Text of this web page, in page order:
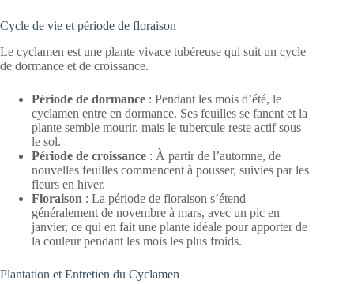
Cycle de vie et période de floraison
Le cyclamen est une plante vivace tubéreuse qui suit un cycle
de dormance et de croissance.
Période de dormance : Pendant les mois d’été, le
cyclamen entre en dormance. Ses feuilles se fanent et la
plante semble mourir, mais le tubercule reste actif sous
le sol.
Période de croissance : À partir de l’automne, de
nouvelles feuilles commencent à pousser, suivies par les
fleurs en hiver.
Floraison : La période de floraison s’étend
généralement de novembre à mars, avec un pic en
janvier, ce qui en fait une plante idéale pour apporter de
la couleur pendant les mois les plus froids.
Plantation et Entretien du Cyclamen